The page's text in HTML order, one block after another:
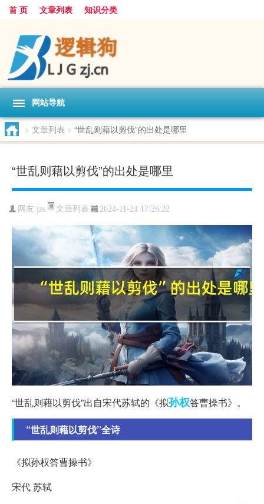
首 页 文章列表 知识分类
网站导航
> 文章列表 > “世乱则藉以剪伐”的出处是哪里
“世乱则藉以剪伐”的出处是哪里
网友:jzs 文章列表 2024-11-24 17:26:22
“世乱则藉以剪伐”出自宋代苏轼的《拟孙权答曹操书》。
“世乱则藉以剪伐”全诗
《拟孙权答曹操书》
宋代 苏轼